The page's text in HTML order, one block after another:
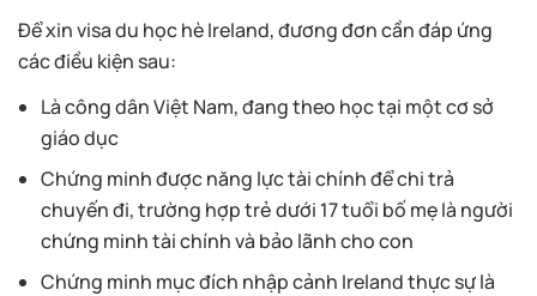
Để xin visa du học hè Ireland, đương đơn cần đáp ứng
các điều kiện sau:
Là công dân Việt Nam, đang theo học tại một cơ sở
giáo dục
Chứng minh được năng lực tài chính để chi trả
chuyến đi, trường hợp trẻ dưới 17 tuổi bố mẹ là người
chứng minh tài chính và bảo lãnh cho con
Chứng minh mục đích nhập cảnh Ireland thực sự là